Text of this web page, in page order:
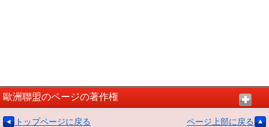
歐洲聯盟のページの著作権
トップページに戻る ページ上部に戻る